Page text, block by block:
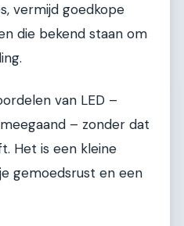
vermijd goedkope
die bekend staan om
van LED –
– zonder dat
Het is een kleine
gemoedsrust en een